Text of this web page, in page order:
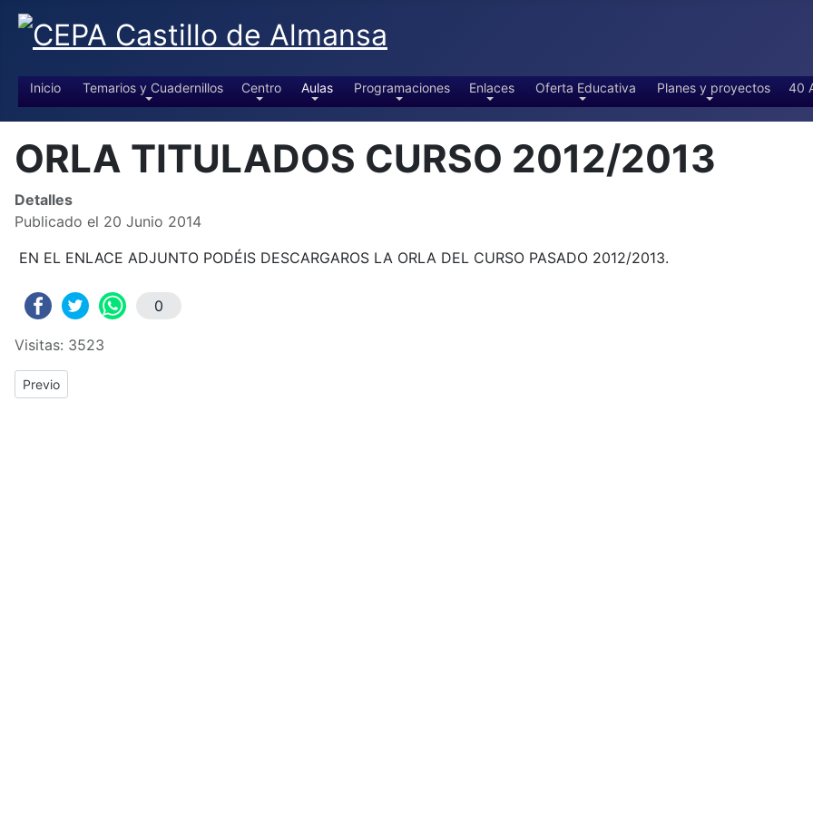
Inicio Temarios y Cuadernillos Centro Aulas Programaciones Enlaces Oferta Educativa Planes y proyectos 40
ORLA TITULADOS CURSO 2012/2013
Detalles
Publicado el 20 Junio 2014
EN EL ENLACE ADJUNTO PODÉIS DESCARGAROS LA ORLA DEL CURSO PASADO 2012/2013.
0
Visitas: 3523
Previous article: FOTOS GRADUACIÓN CURSO 2012/2013
Previo